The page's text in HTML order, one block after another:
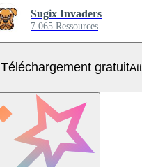
Sugix Invaders
7 065 Ressources
Téléchargement gratuit